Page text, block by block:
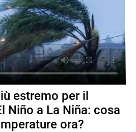
estremo per il
Niño a La Niña: cosa
ora?